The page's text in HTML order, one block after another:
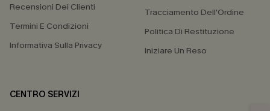
Recensioni Dei Clienti
Termini E Condizioni
Informativa Sulla Privacy
Tracciamento Dell'Ordine
Politica Di Restituzione
Iniziare Un Reso
CENTRO SERVIZI